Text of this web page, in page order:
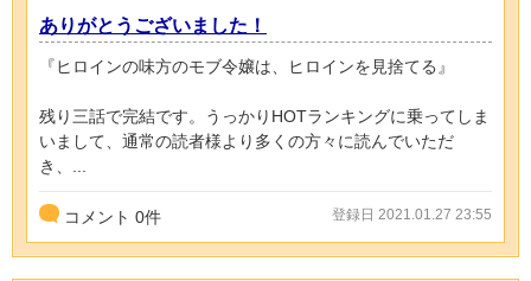
ありがとうございました！
『ヒロインの味方のモブ令嬢は、ヒロインを見捨てる』
残り三話で完結です。うっかりHOTランキングに乗ってしま
いまして、通常の読者様より多くの方々に読んでいただ
き、...
コメント 0件 登録日 2021.01.27 23:55